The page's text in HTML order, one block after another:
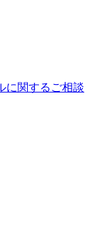
に関するご相談